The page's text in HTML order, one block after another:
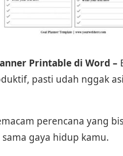
Printable di Word –
pasti udah nggak
perencana yang
gaya hidup kamu.